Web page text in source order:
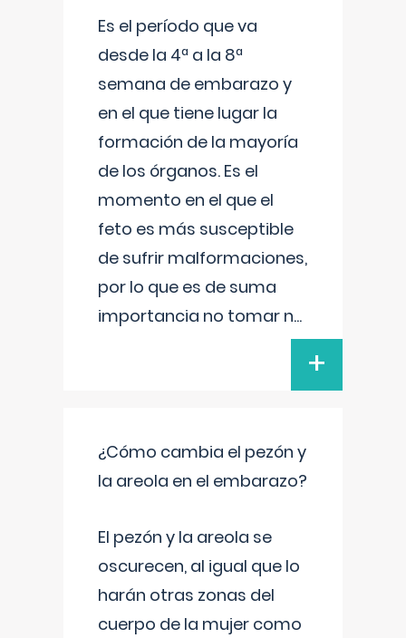
Es el período que va
desde la 4ª a la 8ª
semana de embarazo y
en el que tiene lugar la
formación de la mayoría
de los órganos. Es el
momento en el que el
feto es más susceptible
de sufrir malformaciones,
por lo que es de suma
importancia no tomar n...
+
¿Cómo cambia el pezón y
la areola en el embarazo?
El pezón y la areola se
oscurecen, al igual que lo
harán otras zonas del
cuerpo de la mujer como